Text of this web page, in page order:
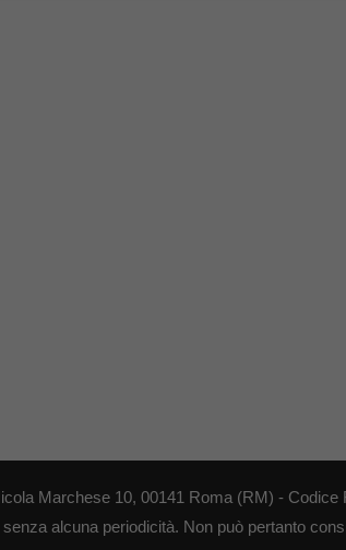
Marchese 10, 00141 Roma (RM) - Codice
alcuna periodicità. Non può pertanto